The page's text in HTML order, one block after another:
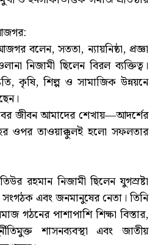
বলেন, সততা, ন্যায়নিষ্ঠা, প্রজ্ঞা
নিজামী ছিলেন বিরল ব্যক্তিত্ব।
কৃষি, শিল্প ও সামাজিক উন্নয়নে
জীবন আমাদের শেখায়—আদর্শের
ওপর তাওয়াক্কুলই হলো সফলতার
রহমান নিজামী ছিলেন যুগস্রষ্টা
সংগঠক এবং জনমানুষের নেতা। তিনি
গঠনের পাশাপাশি শিক্ষা বিস্তার,
শাসনব্যবস্থা এবং জাতীয়